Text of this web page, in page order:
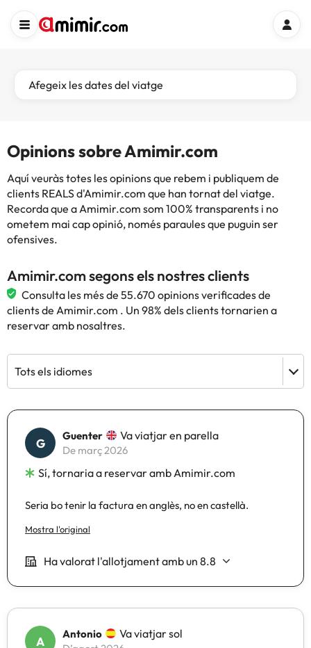
Afegeix les dates del viatge
Opinions sobre Amimir.com
Aquí veuràs totes les opinions que rebem i publiquem de
clients REALS d'Amimir.com que han tornat del viatge.
Recorda que a Amimir.com som 100% transparents i no
ometem mai cap opinió, només paraules que puguin ser
ofensives.
Amimir.com segons els nostres clients
Consulta les més de 55.670 opinions verificades de
clients de Amimir.com . Un 98% dels clients tornarien a
reservar amb nosaltres.